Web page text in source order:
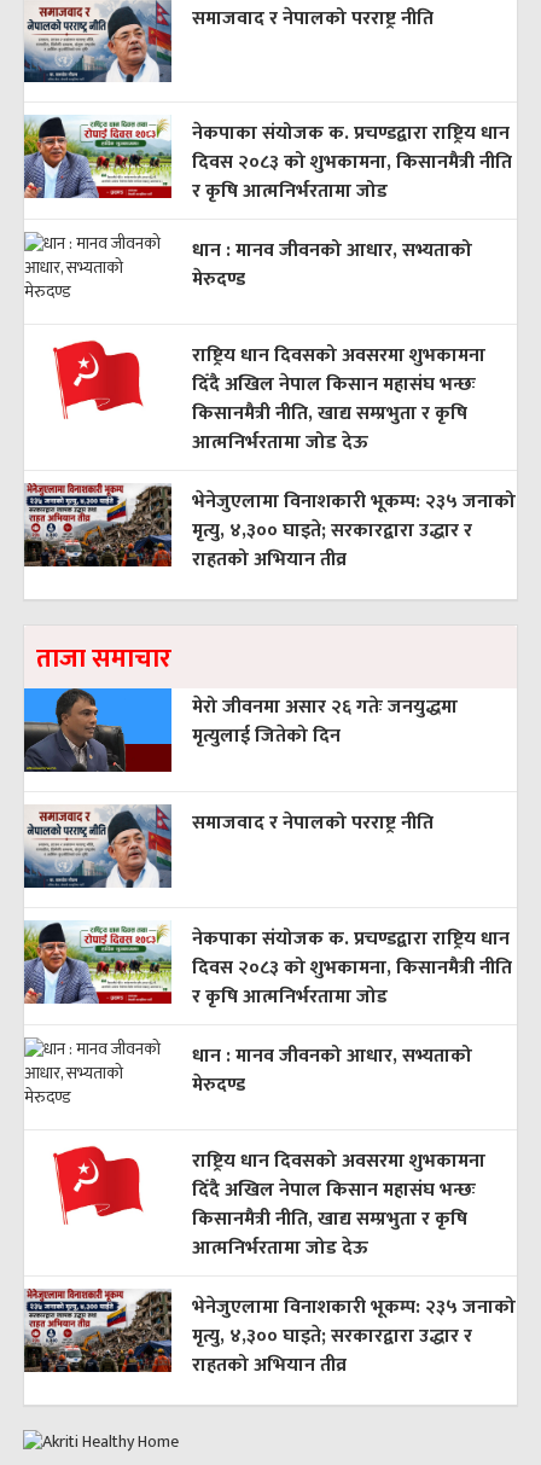
समाजवाद र नेपालको परराष्ट्र नीति
नेकपाका संयोजक क. प्रचण्डद्वारा राष्ट्रिय धान
दिवस २०८३ को शुभकामना, किसानमैत्री नीति
र कृषि आत्मनिर्भरतामा जोड
धान : मानव जीवनको आधार, सभ्यताको
मेरुदण्ड
राष्ट्रिय धान दिवसको अवसरमा शुभकामना
दिँदै अखिल नेपाल किसान महासंघ भन्छः
किसानमैत्री नीति, खाद्य सम्प्रभुता र कृषि
आत्मनिर्भरतामा जोड देऊ
भेनेजुएलामा विनाशकारी भूकम्प: २३५ जनाको
मृत्यु, ४,३०० घाइते; सरकारद्वारा उद्धार र
राहतको अभियान तीव्र
ताजा समाचार
मेरो जीवनमा असार २६ गतेः जनयुद्धमा
मृत्युलाई जितेको दिन
समाजवाद र नेपालको परराष्ट्र नीति
नेकपाका संयोजक क. प्रचण्डद्वारा राष्ट्रिय धान
दिवस २०८३ को शुभकामना, किसानमैत्री नीति
र कृषि आत्मनिर्भरतामा जोड
धान : मानव जीवनको आधार, सभ्यताको
मेरुदण्ड
राष्ट्रिय धान दिवसको अवसरमा शुभकामना
दिँदै अखिल नेपाल किसान महासंघ भन्छः
किसानमैत्री नीति, खाद्य सम्प्रभुता र कृषि
आत्मनिर्भरतामा जोड देऊ
भेनेजुएलामा विनाशकारी भूकम्प: २३५ जनाको
मृत्यु, ४,३०० घाइते; सरकारद्वारा उद्धार र
राहतको अभियान तीव्र